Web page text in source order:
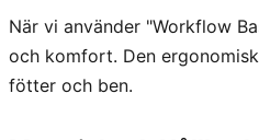
När vi använder "Workflow
och komfort. Den
fötter och ben.